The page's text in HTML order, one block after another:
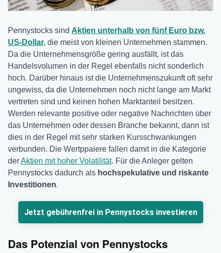
Pennystocks sind Aktien unterhalb von fünf Euro bzw.
US-Dollar, die meist von kleinen Unternehmen stammen.
Da die Unternehmensgröße gering ausfällt, ist das
Handelsvolumen in der Regel ebenfalls nicht sonderlich
hoch. Darüber hinaus ist die Unternehmenszukunft oft sehr
ungewiss, da die Unternehmen noch nicht lange am Markt
vertreten sind und keinen hohen Marktanteil besitzen.
Werden relevante positive oder negative Nachrichten über
das Unternehmen oder dessen Branche bekannt, dann ist
dies in der Regel mit sehr starken Kursschwankungen
verbunden. Die Wertppaiere fallen damit in die Kategorie
derAktien mit hoher Volatilität. Für die Anleger gelten
Pennystocks dadurch als hochspekulative und riskante
Investitionen.
Jetzt gebührenfrei in Pennystocks investieren
Das Potenzial von Pennystocks